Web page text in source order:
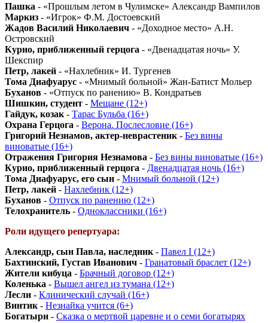
Пашка - «Прошлым летом в Чулимске» Александр Вампилов
Маркиз - «Игрок» Ф.М. Достоевский
Жадов Василий Николаевич - «Доходное место» А.Н.
Островский
Курио, приближенный герцога - «Двенадцатая ночь» У.
Шекспир
Петр, лакей - «Нахлебник» И. Тургенев
Тома Диафуарус - «Мнимый больной» Жан-Батист Мольер
Буханов - «Отпуск по ранению» В. Кондратьев
Шишкин, студент - Мещане (12+)
Гайдук, козак - Тарас Бульба (16+)
Охрана Герцога - Верона. Послесловие (16+)
Григорий Незнамов, актер-неврастеник - Без вины
виноватые (16+)
Отражения Григория Незнамова - Без вины виноватые (16+)
Курио, приближенный герцога - Двенадцатая ночь (16+)
Тома Диафуарус, его сын - Мнимый больной (12+)
Петр, лакей - Нахлебник (12+)
Буханов - Отпуск по ранению (12+)
Телохранитель - Одноклассники (16+)
Роли идущего репертуара:
Александр, сын Павла, наследник - Павел I (12+)
Бахтинский, Густав Иванович - Гранатовый браслет (12+)
Жители кибуца - Брачный договор (12+)
Коленька - Вышел ангел из тумана (12+)
Лесли - Клинический случай (16+)
Винтик - Незнайка учится (6+)
Богатыри - Сказка о мертвой царевне и о семи богатырях